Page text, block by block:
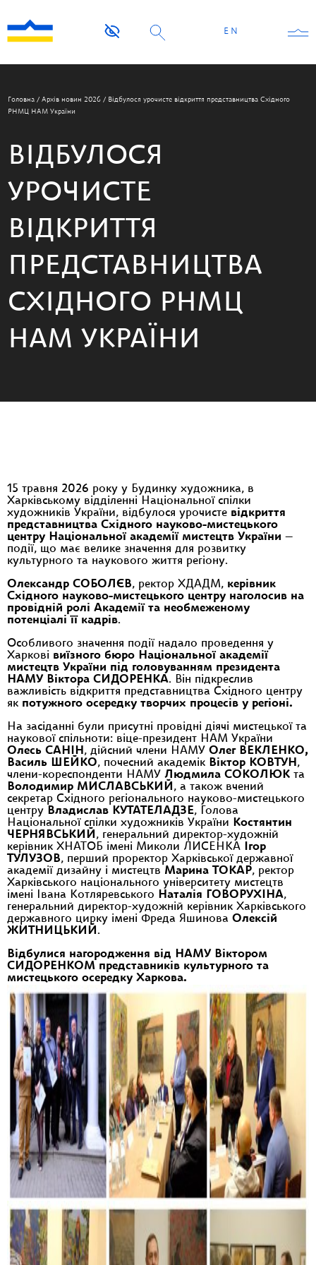
EN
Головна / Архів новин 2026 / Відбулося урочисте відкриття представництва Східного
РНМЦ НАМ України
ВІДБУЛОСЯ
УРОЧИСТЕ
ВІДКРИТТЯ
ПРЕДСТАВНИЦТВА
СХІДНОГО РНМЦ
НАМ УКРАЇНИ
15 травня 2026 року у Будинку художника, в
Харківському відділенні Національної спілки
художників України, відбулося урочисте відкриття
представництва Східного науково-мистецького
центру Національної академії мистецтв України —
події, що має велике значення для розвитку
культурного та наукового життя регіону.
Олександр СОБОЛЄВ, ректор ХДАДМ, керівник
Східного науково-мистецького центру наголосив на
провідній ролі Академії та необмеженому
потенціалі її кадрів.
Особливого значення події надало проведення у
Харкові виїзного бюро Національної академії
мистецтв України під головуванням президента
НАМУ Віктора СИДОРЕНКА. Він підкреслив
важливість відкриття представництва Східного центру
як потужного осередку творчих процесів у регіоні.
На засіданні були присутні провідні діячі мистецької та
наукової спільноти: віце-президент НАМ України
Олесь САНІН , дійсний члени НАМУ Олег ВЕКЛЕНКО,
Василь ШЕЙКО, почесний академік Віктор КОВТУН ,
члени-кореспонденти НАМУ Людмила СОКОЛЮК та
Володимир МИСЛАВСЬКИЙ , а також вчений
секретар Східного регіонального науково-мистецького
центру Владислав КУТАТЕЛАДЗЕ, Голова
Національної спілки художників України
Костянтин
ЧЕРНЯВСЬКИЙ , генеральний директор-художній
керівник ХНАТОБ імені Миколи ЛИСЕНКА
Ігор
ТУЛУЗОВ, перший проректор Харківської державної
академії дизайну і мистецтв Марина ТОКАР, ректор
Харківського національного університету мистецтв
імені Івана Котляревського
Наталія ГОВОРУХІНА,
генеральний директор-художній керівник Харківського
державного цирку імені Фреда Яшинова Олексій
ЖИТНИЦЬКИЙ .
Відбулися нагородження від НАМУ Віктором
СИДОРЕНКОМ представників культурного та
мистецького осередку Харкова.